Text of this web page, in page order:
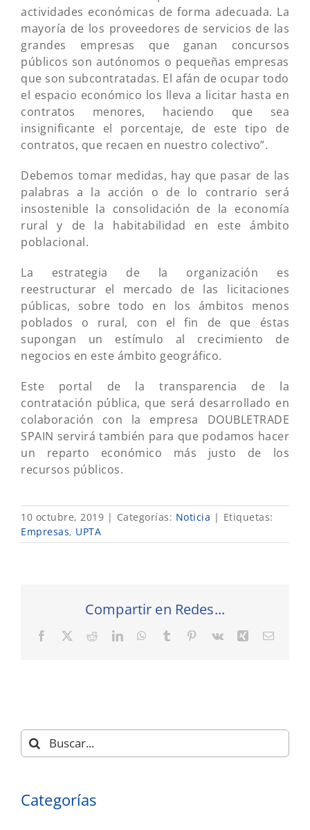
actividades económicas de forma adecuada. La
mayoría de los proveedores de servicios de las
grandes empresas que ganan concursos
públicos son autónomos o pequeñas empresas
que son subcontratadas. El afán de ocupar todo
el espacio económico los lleva a licitar hasta en
contratos menores, haciendo que sea
insignificante el porcentaje, de este tipo de
contratos, que recaen en nuestro colectivo”.
Debemos tomar medidas, hay que pasar de las
palabras a la acción o de lo contrario será
insostenible la consolidación de la economía
rural y de la habitabilidad en este ámbito
poblacional.
La estrategia de la organización es
reestructurar el mercado de las licitaciones
públicas, sobre todo en los ámbitos menos
poblados o rural, con el fin de que éstas
supongan un estímulo al crecimiento de
negocios en este ámbito geográfico.
Este portal de la transparencia de la
contratación pública, que será desarrollado en
colaboración con la empresa DOUBLETRADE
SPAIN servirá también para que podamos hacer
un reparto económico más justo de los
recursos públicos.
10 octubre, 2019 | Categorías: Noticia | Etiquetas:
Empresas, UPTA
Compartir en Redes...
Facebook RedditLinkedInWhatsApp
Tumblr Pinterest
Vk XingCorreo
Buscar:
Categorías